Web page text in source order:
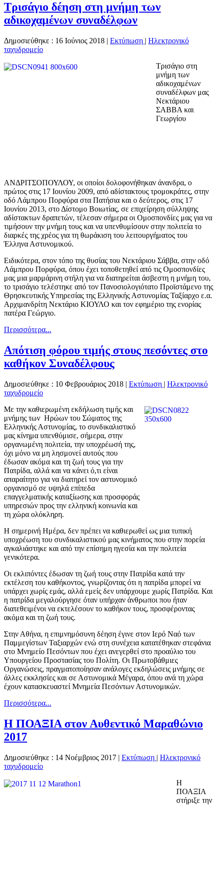
Τρισάγιο δέηση στη μνήμη των
αδικοχαμένων συναδέλφων
Δημοσιεύθηκε : 16 Ιούνιος 2018 | Εκτύπωση | Ηλεκτρονικό
ταχυδρομείο
Tρισάγιο στη
μνήμη των
αδικοχαμένων
συναδέλφων μας
Νεκτάριου
ΣΑΒΒΑ και
Γεωργίου
ΑΝΔΡΙΤΣΟΠΟΥΛΟΥ, οι οποίοι δολοφονήθηκαν άνανδρα, ο
πρώτος στις 17 Ιουνίου 2009, από αδίστακτους τρομοκράτες, στην
οδό Λάμπρου Πορφύρα στα Πατήσια και ο δεύτερος, στις 17
Ιουνίου 2013, στο Δίστομο Βοιωτίας, σε επιχείρηση σύλληψης
αδίστακτων δραπετών, τέλεσαν σήμερα οι Ομοσπονδίες μας για να
τιμήσουν την μνήμη τους και να υπενθυμίσουν στην πολιτεία το
διαρκές της χρέος για τη θωράκιση του λειτουργήματος του
Έλληνα Αστυνομικού.
Ειδικότερα, στον τόπο της θυσίας του Νεκτάριου Σάββα, στην οδό
Λάμπρου Πορφύρα, όπου έχει τοποθετηθεί από τις Ομοσπονδίες
μας μια μαρμάρινη στήλη για να διατηρείται άσβεστη η μνήμη του,
το τρισάγιο τελέστηκε από τον Πανοσιολογιότατο Προϊστάμενο της
Θρησκευτικής Υπηρεσίας της Ελληνικής Αστυνομίας Ταξίαρχο ε.α.
Αρχιμανδρίτη Νεκτάριο ΚΙΟΥΛΟ και τον εφημέριο της ενορίας
πατέρα Γεώργιο.
Περισσότερα...
Απότιση φόρου τιμής στους πεσόντες στο
καθήκον Συναδέλφους
Δημοσιεύθηκε : 10 Φεβρουάριος 2018 | Εκτύπωση | Ηλεκτρονικό
ταχυδρομείο
Με την καθιερωμένη εκδήλωση τιμής και
μνήμης των Ηρώων του Σώματος της
Ελληνικής Αστυνομίας, το συνδικαλιστικό
μας κίνημα υπενθύμισε, σήμερα, στην
οργανωμένη πολιτεία, την υποχρέωσή της,
όχι μόνο να μη λησμονεί αυτούς που
έδωσαν ακόμα και τη ζωή τους για την
Πατρίδα, αλλά και να κάνει ό,τι είναι
απαραίτητο για να διατηρεί τον αστυνομικό
οργανισμό σε υψηλά επίπεδα
επαγγελματικής καταξίωσης και προσφοράς
υπηρεσιών προς την ελληνική κοινωνία και
τη χώρα ολόκληρη.
Η σημερινή Ημέρα, δεν πρέπει να καθιερωθεί ως μια τυπική
υποχρέωση του συνδικαλιστικού μας κινήματος που στην πορεία
αγκαλιάστηκε και από την επίσημη ηγεσία και την πολιτεία
γενικότερα.
Οι εκλιπόντες έδωσαν τη ζωή τους στην Πατρίδα κατά την
εκτέλεση του καθήκοντος, γνωρίζοντας ότι η πατρίδα μπορεί να
υπάρχει χωρίς εμάς, αλλά εμείς δεν υπάρχουμε χωρίς Πατρίδα. Και
η πατρίδα μεγαλούργησε όταν υπήρχαν άνθρωποι που ήταν
διατεθειμένοι να εκτελέσουν το καθήκον τους, προσφέροντας
ακόμα και τη ζωή τους.
Στην Αθήνα, η επιμνημόσυνη δέηση έγινε στον Ιερό Ναό των
Παμμεγίστων Ταξιαρχών ενώ στη συνέχεια κατατέθηκαν στεφάνια
στο Μνημείο Πεσόντων που έχει ανεγερθεί στο προαύλιο του
Υπουργείου Προστασίας του Πολίτη. Οι Πρωτοβάθμιες
Οργανώσεις, πραγματοποίησαν ανάλογες εκδηλώσεις μνήμης σε
άλλες εκκλησίες και σε Αστυνομικά Μέγαρα, όπου ανά τη χώρα
έχουν κατασκευαστεί Μνημεία Πεσόντων Αστυνομικών.
Περισσότερα...
H ΠΟΑΞΙΑ στον Αυθεντικό Μαραθώνιο
2017
Δημοσιεύθηκε : 14 Νοέμβριος 2017 | Εκτύπωση | Ηλεκτρονικό
ταχυδρομείο
Η
ΠΟΑΞΙΑ
στήριξε την